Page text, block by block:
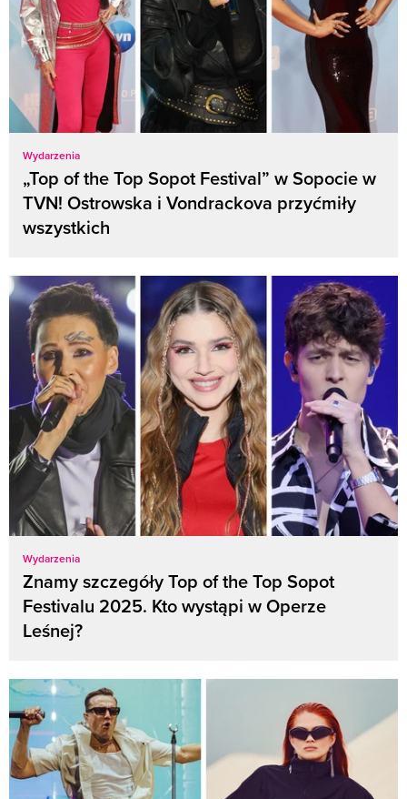
Wydarzenia
„Top of the Top Sopot Festival” w Sopocie w
TVN! Ostrowska i Vondrackova przyćmiły
wszystkich
Wydarzenia
Znamy szczegóły Top of the Top Sopot
Festivalu 2025. Kto wystąpi w Operze
Leśnej?